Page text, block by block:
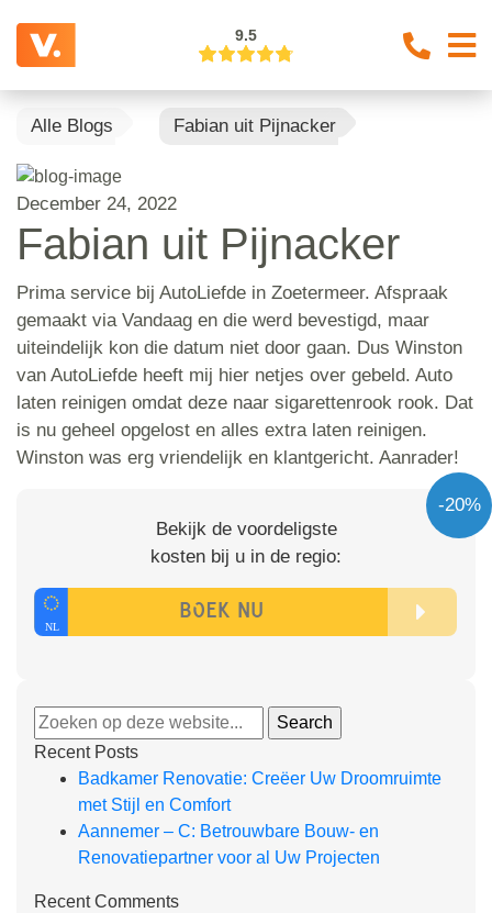
9.5
Alle Blogs Fabian uit Pijnacker
December 24, 2022
Fabian uit Pijnacker
Prima service bij AutoLiefde in Zoetermeer. Afspraak
gemaakt via Vandaag en die werd bevestigd, maar
uiteindelijk kon die datum niet door gaan. Dus Winston
van AutoLiefde heeft mij hier netjes over gebeld. Auto
laten reinigen omdat deze naar sigarettenrook rook. Dat
is nu geheel opgelost en alles extra laten reinigen.
Winston was erg vriendelijk en klantgericht. Aanrader!
-20%
Bekijk de voordeligste
kosten bij u in de regio:
Recent Posts
Badkamer Renovatie: Creëer Uw Droomruimte
met Stijl en Comfort
Aannemer – C: Betrouwbare Bouw- en
Renovatiepartner voor al Uw Projecten
Recent Comments